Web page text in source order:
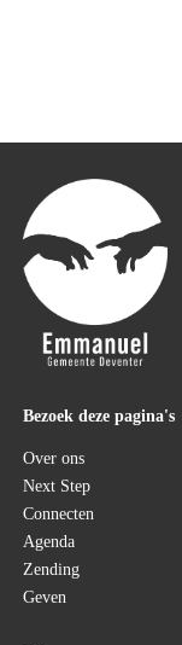
Bezoek deze pagina's
Over ons
Next Step
Connecten
Agenda
Zending
Geven